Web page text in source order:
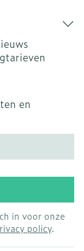
en
in voor onze
policy.